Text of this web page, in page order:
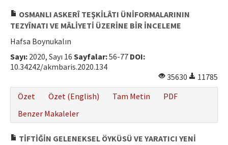
OSMANLI ASKERÎ TEŞKİLÂTI ÜNİFORMALARININ
TEZYÎNATI VE MÂLİYETİ ÜZERİNE BİR İNCELEME
Hafsa Boynukalın
Sayı: 2020, Sayı 16 Sayfalar:56-77 DOI:
10.34242/akmbaris.2020.134
35630
11785
Özet
Özet (English) Tam Metin
PDF
Benzer Makaleler
TİFTİĞİN GELENEKSEL ÖYKÜSÜ VE YARATICI YENİ